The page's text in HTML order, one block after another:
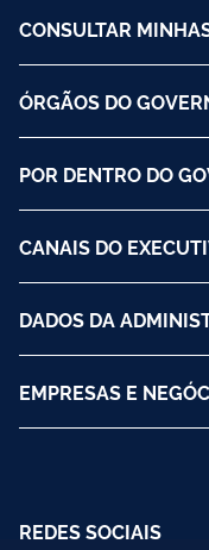
CONSULTAR
ÓRGÃOS DO
POR DENTRO DO
CANAIS DO
DADOS DA
EMPRESAS E
REDES SOCIAIS